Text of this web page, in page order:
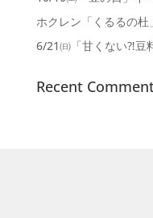
ホクレン「くるるの
6/21㈰「甘くない⁈豆
Recent